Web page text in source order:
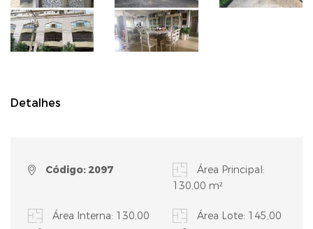
Detalhes
Código: 2097
Área Principal:
130,00 m²
Área Interna: 130,00
Área Lote: 145,00